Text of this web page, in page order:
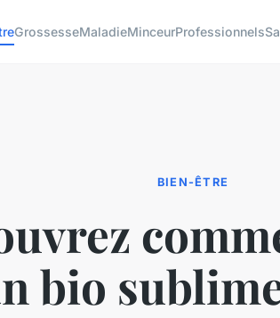
GrossesseMaladieMinceurProfessionnels
BIEN-ÊTRE
bio